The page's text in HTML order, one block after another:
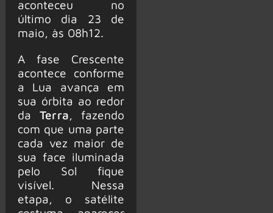
aconteceu no
último dia 23 de
maio, às 08h12.
A fase Crescente
acontece conforme
a Lua avança em
sua órbita ao redor
da Terra , fazendo
com que uma parte
cada vez maior de
sua face iluminada
pelo Sol fique
visível. Nessa
etapa, o satélite